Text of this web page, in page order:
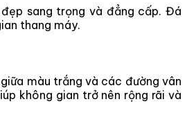
sang trọng và đẳng cấp. Đá
thang máy.
màu trắng và các đường vân
không gian trở nên rộng rãi và